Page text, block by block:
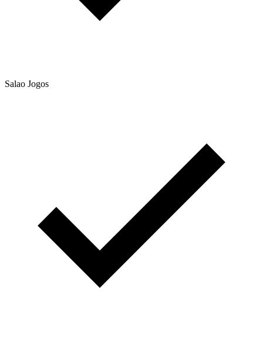
Salao Jogos